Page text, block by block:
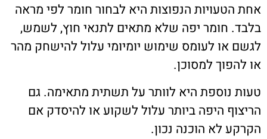
אחת הטעויות הנפוצות היא לבחור חומר לפי מראה
בלבד. חומר יפה שלא מתאים לתנאי חוץ, לשמש,
לגשם או לעומס שימוש יומיומי עלול להישחק מהר
או להפוך למסוכן.
טעות נוספת היא לוותר על תשתית מתאימה. גם
הריצוף היפה ביותר עלול לשקוע או להיסדק אם
הקרקע לא הוכנה נכון.